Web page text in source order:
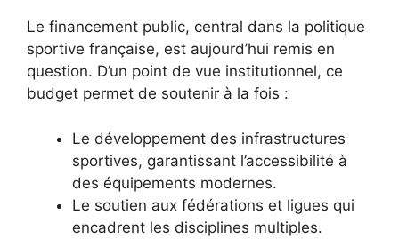
Le financement public, central dans la politique
sportive française, est aujourd’hui remis en
question. D’un point de vue institutionnel, ce
budget permet de soutenir à la fois :
Le développement des infrastructures
sportives, garantissant l’accessibilité à
des équipements modernes.
Le soutien aux fédérations et ligues qui
encadrent les disciplines multiples.